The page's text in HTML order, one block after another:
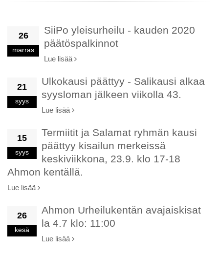
26
marras
SiiPo yleisurheilu - kauden 2020
päätöspalkinnot
Lue lisää
21
syys
Ulkokausi päättyy - Salikausi alkaa
syysloman jälkeen viikolla 43.
Lue lisää
15
syys
Termiitit ja Salamat ryhmän kausi
päättyy kisailun merkeissä
keskiviikkona, 23.9. klo 17-18
Ahmon kentällä.
Lue lisää
26
kesä
Ahmon Urheilukentän avajaiskisat
la 4.7 klo: 11:00
Lue lisää